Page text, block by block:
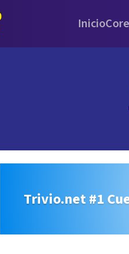
InicioCore
Trivio.net #1